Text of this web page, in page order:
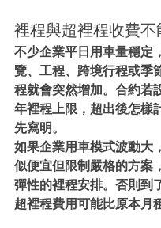
裡程與超裡程收費不
不少企業平日用車量穩定
覽、工程、跨境行程或季
程就會突然增加。合約若
年裡程上限，超出後怎樣
先寫明。
如果企業用車模式波動大
似便宜但限制嚴格的方案
彈性的裡程安排。否則到
超裡程費用可能比原本月